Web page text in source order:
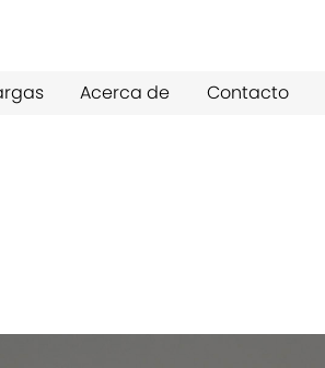
Acerca de Contacto